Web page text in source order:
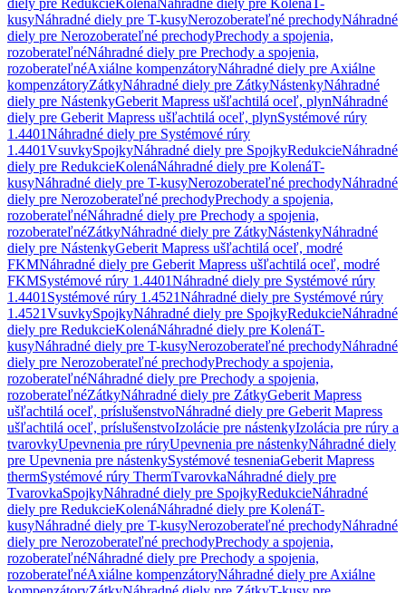
diely pre RedukcieKolenáNáhradné diely pre KolenáT-
kusyNáhradné diely pre T-kusyNerozoberateľné prechodyNáhradné
diely pre Nerozoberateľné prechodyPrechody a spojenia,
rozoberateľnéNáhradné diely pre Prechody a spojenia,
rozoberateľnéAxiálne kompenzátoryNáhradné diely pre Axiálne
kompenzátoryZátkyNáhradné diely pre ZátkyNástenkyNáhradné
diely pre NástenkyGeberit Mapress ušľachtilá oceľ, plynNáhradné
diely pre Geberit Mapress ušľachtilá oceľ, plynSystémové rúry
1.4401Náhradné diely pre Systémové rúry
1.4401VsuvkySpojkyNáhradné diely pre SpojkyRedukcieNáhradné
diely pre RedukcieKolenáNáhradné diely pre KolenáT-
kusyNáhradné diely pre T-kusyNerozoberateľné prechodyNáhradné
diely pre Nerozoberateľné prechodyPrechody a spojenia,
rozoberateľnéNáhradné diely pre Prechody a spojenia,
rozoberateľnéZátkyNáhradné diely pre ZátkyNástenkyNáhradné
diely pre NástenkyGeberit Mapress ušľachtilá oceľ, modré
FKMNáhradné diely pre Geberit Mapress ušľachtilá oceľ, modré
FKMSystémové rúry 1.4401Náhradné diely pre Systémové rúry
1.4401 Systémové rúry 1.4521Náhradné diely pre Systémové rúry
1.4521VsuvkySpojkyNáhradné diely pre SpojkyRedukcieNáhradné
diely pre RedukcieKolenáNáhradné diely pre KolenáT-
kusyNáhradné diely pre T-kusyNerozoberateľné prechodyNáhradné
diely pre Nerozoberateľné prechodyPrechody a spojenia,
rozoberateľnéNáhradné diely pre Prechody a spojenia,
rozoberateľnéZátkyNáhradné diely pre ZátkyGeberit Mapress
ušľachtilá oceľ, príslušenstvoNáhradné diely pre Geberit Mapress
ušľachtilá oceľ, príslušenstvoIzolácie pre nástenkyIzolácia pre rúry a
tvarovkyUpevnenia pre rúryUpevnenia pre nástenkyNáhradné diely
pre Upevnenia pre nástenkySystémové tesneniaGeberit Mapress
thermSystémové rúry ThermTvarovkaNáhradné diely pre
TvarovkaSpojkyNáhradné diely pre SpojkyRedukcieNáhradné
diely pre RedukcieKolenáNáhradné diely pre KolenáT-
kusyNáhradné diely pre T-kusyNerozoberateľné prechodyNáhradné
diely pre Nerozoberateľné prechodyPrechody a spojenia,
rozoberateľnéNáhradné diely pre Prechody a spojenia,
rozoberateľnéAxiálne kompenzátoryNáhradné diely pre Axiálne